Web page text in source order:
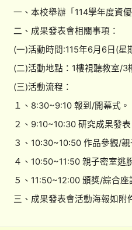
一、本校舉辦「114學年度資
二、成果發表會相關事項：
(一)活動時間:115年6月6日(星
(二)活動地點：1樓視聽教室/3
(三)活動流程：
１、8:30~9:10 報到/開幕式。
２、9:10~10:30 研究成果發表
３、10:30~10:50 作品參觀/親
４、10:50~11:50 親子密室逃
５、11:50~12:00 頒獎/綜合座
三、成果發表會活動海報如